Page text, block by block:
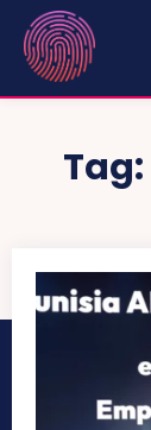
Tag: